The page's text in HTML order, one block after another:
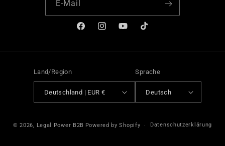
E-Mail
FacebookInstagramYouTubeTikTok
Land/Region
Deutschland | EUR €
Sprache
Deutsch
© 2026, Legal Power B2B Powered by Shopify Datenschutzerklärung